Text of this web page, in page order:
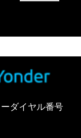
ダイヤル番号